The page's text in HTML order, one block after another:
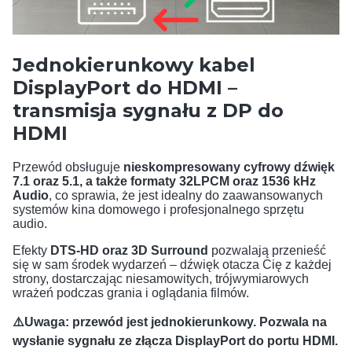
Jednokierunkowy kabel
DisplayPort do HDMI –
transmisja sygnału z DP do
HDMI
Przewód obsługuje nieskompresowany cyfrowy dźwięk
7.1 oraz 5.1, a także formaty 32LPCM oraz 1536 kHz
Audio, co sprawia, że jest idealny do zaawansowanych
systemów kina domowego i profesjonalnego sprzętu
audio.
Efekty DTS-HD oraz 3D Surround pozwalają przenieść
się w sam środek wydarzeń – dźwięk otacza Cię z każdej
strony, dostarczając niesamowitych, trójwymiarowych
wrażeń podczas grania i oglądania filmów.
⚠️Uwaga: przewód jest jednokierunkowy. Pozwala na
wysłanie sygnału ze złącza DisplayPort do portu HDMI.